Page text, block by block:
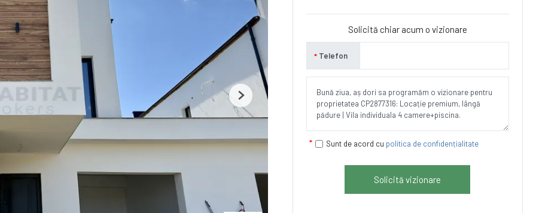
Next
Solicită chiar acum o vizionare
Telefon
Sunt de acord cu politica de confidențialitate
Solicită vizionare